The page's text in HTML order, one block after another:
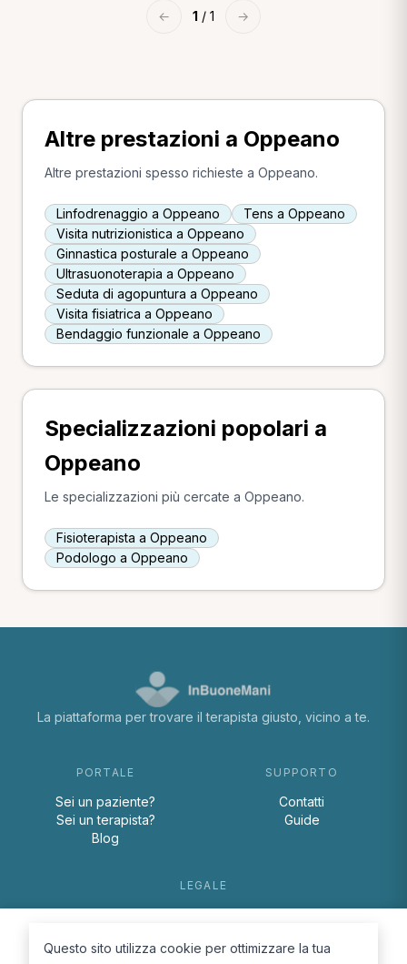
← 1 / 1 →
Altre prestazioni a Oppeano
Altre prestazioni spesso richieste a Oppeano.
Linfodrenaggio a Oppeano
Tens a Oppeano
Visita nutrizionistica a Oppeano
Ginnastica posturale a Oppeano
Ultrasuonoterapia a Oppeano
Seduta di agopuntura a Oppeano
Visita fisiatrica a Oppeano
Bendaggio funzionale a Oppeano
Specializzazioni popolari a
Oppeano
Le specializzazioni più cercate a Oppeano.
Fisioterapista a Oppeano
Podologo a Oppeano
La piattaforma per trovare il terapista giusto, vicino a te.
PORTALE
Sei un paziente?
Sei un terapista?
Blog
SUPPORTO
Contatti
Guide
LEGALE
Cookie Policy
Questo sito utilizza cookie per ottimizzare la tua